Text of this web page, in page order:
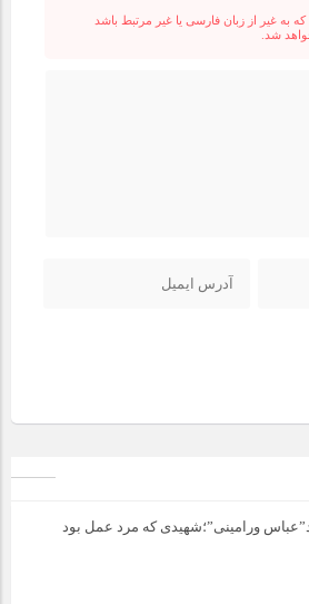
که به غیر از زبان فارسی یا غیر مرتبط باشد
شد.
ورامینی”؛شهیدی که مرد عمل بود